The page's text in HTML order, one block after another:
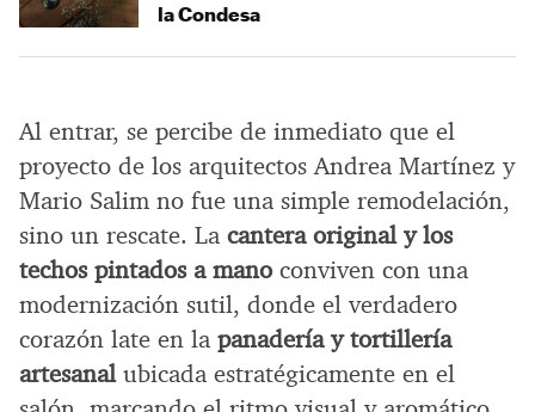
Al entrar, se percibe de inmediato que el
proyecto de los arquitectos Andrea Martínez y
Mario Salim no fue una simple remodelación,
sino un rescate. La cantera original y los
techos pintados a manoconviven con una
modernización sutil, donde el verdadero
corazón late en la panadería y tortillería
artesanalubicada estratégicamente en el
la Condesa